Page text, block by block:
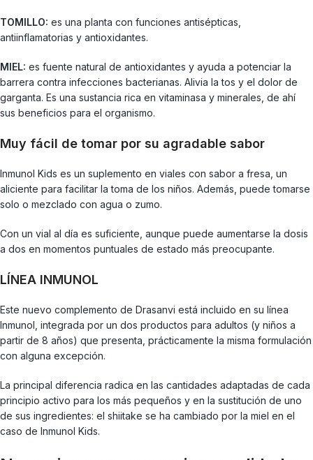
TOMILLO: es una planta con funciones antisépticas,
antiinflamatorias y antioxidantes.
MIEL: es fuente natural de antioxidantes y ayuda a potenciar la
barrera contra infecciones bacterianas. Alivia la tos y el dolor de
garganta. Es una sustancia rica en vitaminasa y minerales, de ahí
sus beneficios para el organismo.
Muy fácil de tomar por su agradable sabor
Inmunol Kids es un suplemento en viales con sabor a fresa, un
aliciente para facilitar la toma de los niños. Además, puede tomarse
solo o mezclado con agua o zumo.
Con un vial al día es suficiente, aunque puede aumentarse la dosis
a dos en momentos puntuales de estado más preocupante.
LÍNEA INMUNOL
Este nuevo complemento de Drasanvi está incluido en su línea
Inmunol, integrada por un dos productos para adultos (y niños a
partir de 8 años) que presenta, prácticamente la misma formulación
con alguna excepción.
La principal diferencia radica en las cantidades adaptadas de cada
principio activo para los más pequeños y en la sustitución de uno
de sus ingredientes: el shiitake se ha cambiado por la miel en el
caso de Inmunol Kids.